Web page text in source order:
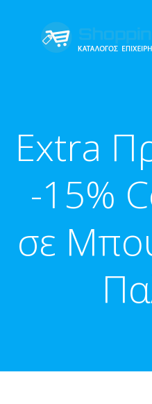
Extra
-15%
σε